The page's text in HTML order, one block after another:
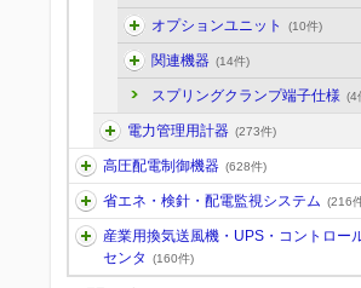
オプションユニット (10件)
関連機器 (14件)
スプリングクランプ端子仕様 (4
電力管理用計器 (273件)
高圧配電制御機器 (628件)
省エネ・検針・配電監視システム (216
産業用換気送風機・UPS・コントロー
センタ
(160件)